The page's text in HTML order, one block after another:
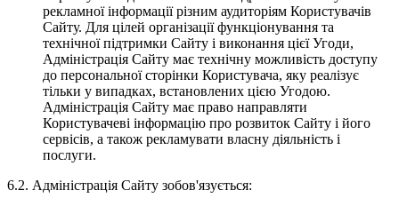
рекламної інформації різним аудиторіям Користувачів
Сайту. Для цілей організації функціонування та
технічної підтримки Сайту і виконання цієї Угоди,
Адміністрація Сайту має технічну можливість доступу
до персональної сторінки Користувача, яку реалізує
тільки у випадках, встановлених цією Угодою.
Адміністрація Сайту має право направляти
Користувачеві інформацію про розвиток Сайту і його
сервісів, а також рекламувати власну діяльність і
послуги.
6.2. Адміністрація Сайту зобов'язується: